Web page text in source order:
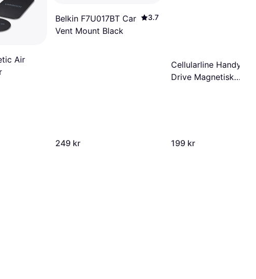
Air
Belkin F7U017BT Car
Vent Mount Black
3.7
249 kr
Cellularline Handy
Drive Magnetisk
199 kr